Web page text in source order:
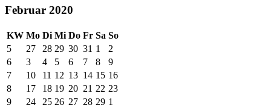
Februar 2020
KW Mo Di Mi Do Fr Sa So
5
27 28 29 30 31 1
2
6
3 4 5 6 7 8
9
7
10 11 12 13 14 15 16
8
17 18 19 20 21 22 23
9
24 25 26 27 28 29 1